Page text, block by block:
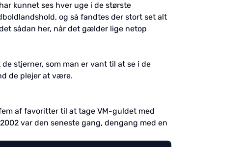
kunnet ses hver uge i de største
og så fandtes der stort set alt
sådan her, når det gælder lige netop
stjerner, som man er vant til at se i de
de plejer at være.
af favoritter til at tage VM-guldet med
var den seneste gang, dengang med en